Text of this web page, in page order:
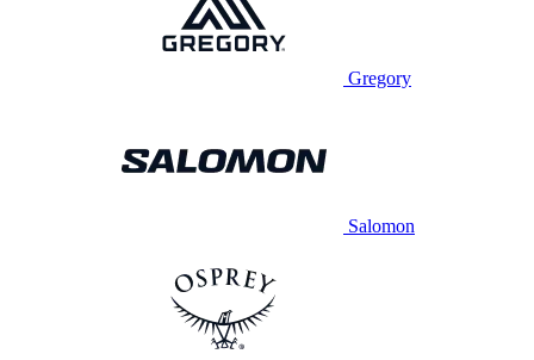
Gregory
Salomon